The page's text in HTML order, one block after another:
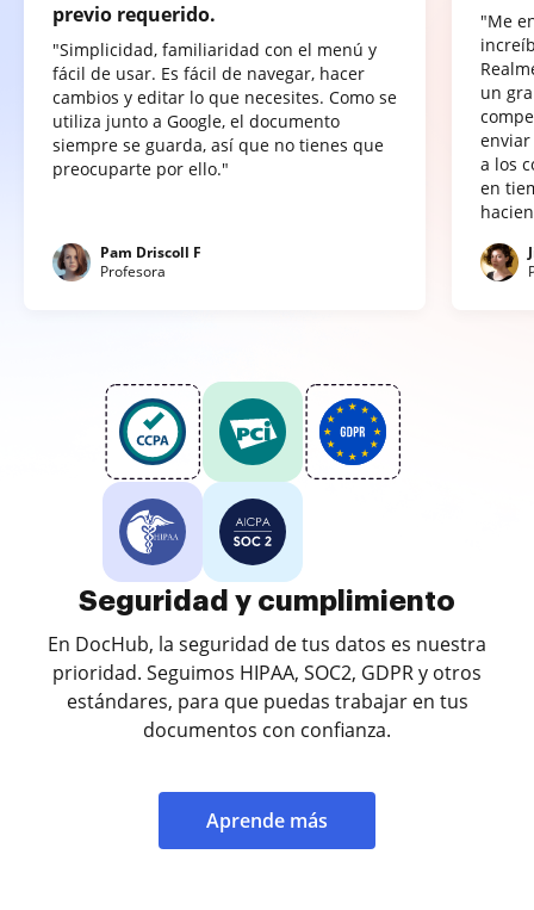
previo requerido.
"Simplicidad, familiaridad con el menú y
fácil de usar. Es fácil de navegar, hacer
cambios y editar lo que necesites. Como se
utiliza junto a Google, el documento
siempre se guarda, así que no tienes que
preocuparte por ello."
Pam Driscoll F
Profesora
"Me
un
a los
en
Seguridad y cumplimiento
En DocHub, la seguridad de tus datos es nuestra
prioridad. Seguimos HIPAA, SOC2, GDPR y otros
estándares, para que puedas trabajar en tus
documentos con confianza.
Aprende más